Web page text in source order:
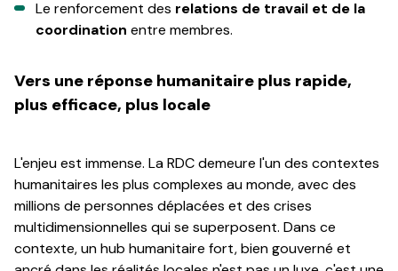
Le renforcement des relations de travail et de la
coordination entre membres.
Vers une réponse humanitaire plus rapide,
plus efficace, plus locale
L'enjeu est immense. La RDC demeure l'un des contextes
humanitaires les plus complexes au monde, avec des
millions de personnes déplacées et des crises
multidimensionnelles qui se superposent. Dans ce
contexte, un hub humanitaire fort, bien gouverné et